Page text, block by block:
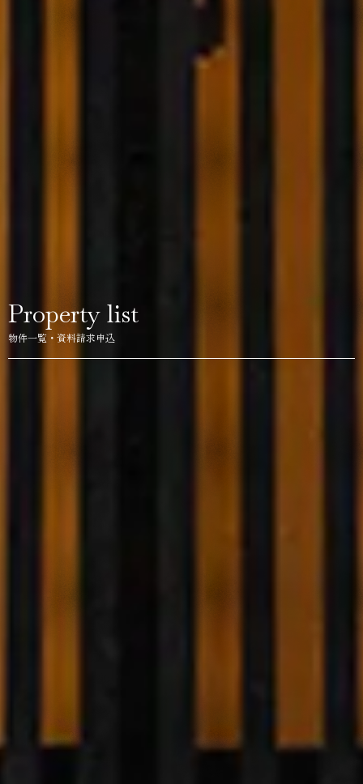
Property list
物件一覧・資料請求申込